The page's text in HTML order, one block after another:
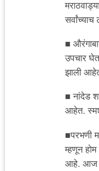
सर्वांच्याच
■
उपचार
झाली
■ नांदेड
आहेत.
■परभणी
म्हणून
आहे. आज